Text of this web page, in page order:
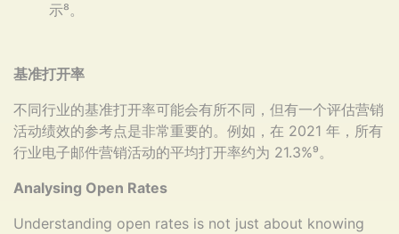
示⁸。
基准打开率
不同行业的基准打开率可能会有所不同，但有一个评估营销
活动绩效的参考点是非常重要的。例如，在 2021 年，所有
行业电子邮件营销活动的平均打开率约为 21.3%⁹。
Analysing Open Rates
Understanding open rates is not just about knowing